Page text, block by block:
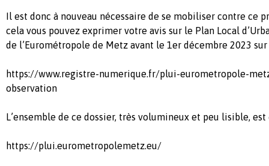
Il est donc à nouveau nécessaire de se mobiliser contre ce
cela vous pouvez exprimer votre avis sur le Plan Local
de l’Eurométropole de Metz avant le 1er décembre 2023 sur
https://www.registre-numerique.fr/plui-eurometropole-
observation
L’ensemble de ce dossier, très volumineux et peu lisible,
https://plui.eurometropolemetz.eu/